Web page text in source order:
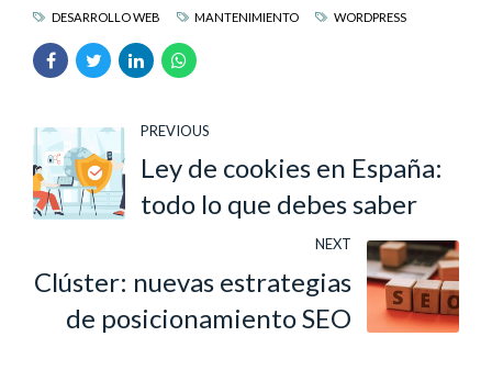
DESARROLLO WEB MANTENIMIENTO WORDPRESS
PREVIOUS
Ley de cookies en España:
todo lo que debes saber
NEXT
Clúster: nuevas estrategias
de posicionamiento SEO